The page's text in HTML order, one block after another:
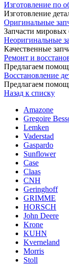
Изготовление по
Изготовление
Оригинальные
Запчасти мировых
Неоригинальные
Качественные
Ремонт и
Предлагаем
Восстановление
Предлагаем
Назад к списку
Amazone
Gregoire
Lemken
Vaderstad
Gaspardo
Sunflower
Case
Claas
CNH
Geringhoff
GRIMME
HORSCH
John Deere
Krone
KUHN
Kverneland
Morris
Stoll